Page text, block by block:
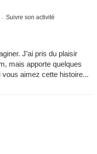
Suivre son activité
J’ai pris du plaisir
mais apporte quelques
aimez cette histoire...